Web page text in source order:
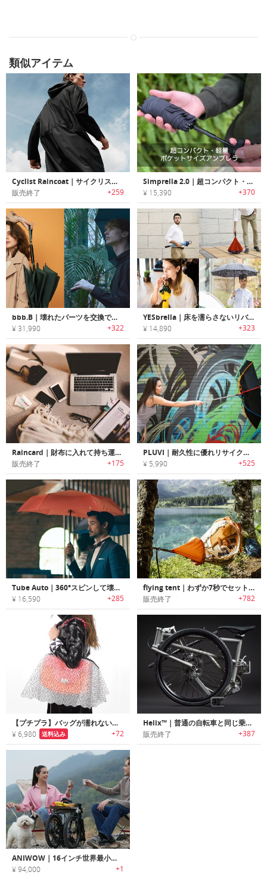
類似アイテム
Cyclist Raincoat｜サイクリスト用にデザインされた通気性に優れたレインコート「サイクリストレインコート」
販売終了 +259
Simprella 2.0｜超コンパクト・軽量ポケットサイズアンブレラ「シンプレラ2.0」
¥ 15,390 +370
bbb.B｜壊れたパーツを交換できる紛失防止システム搭載スマートアンブレラ「bbb.B」
¥ 31,990 +322
YESbrella｜床を濡らさないリバースデザインアンブレラ「イエスブレラ」
¥ 14,890 +323
Raincard｜財布に入れて持ち運び可能なクレジットカードサイズレインコート「レインカード」
販売終了 +175
PLUVI｜耐久性に優れリサイクル可能なエコアンブレラ「プルーヴィー」
¥ 5,990 +525
Tube Auto｜360°スピンして壊れにくいアンブレラ「チューブオート」
¥ 16,590 +285
flying tent｜わずか7秒でセット可能なハンモックテント「フライングテント」
販売終了 +782
【プチプラ】バッグが濡れないハンドバッグ用レインコート
¥ 6,980 送料込み +72
Helix™｜普通の自転車と同じ乗り心地の超コンパクト折りたたみ自転車「へリックス」
販売終了 +387
ANIWOW｜16インチ世界最小クラスのコンパクト折りたたみ自転車
¥ 94,000 +1